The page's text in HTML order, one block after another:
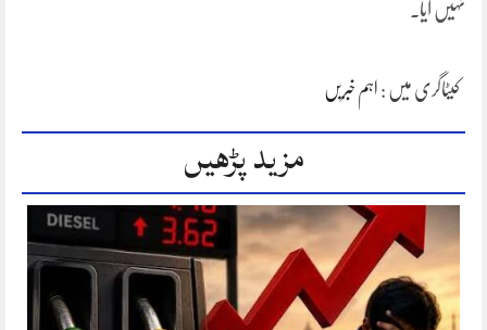
نہیں آیا۔
کیٹاگری میں : اہم خبریں
مزید پڑھیں